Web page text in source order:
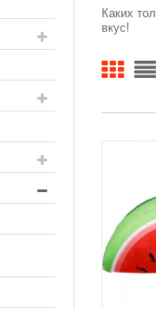
Каких
вкус!